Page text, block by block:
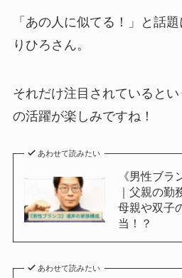
「あの人に似てる！」と話
りひろさん。
それだけ注目されていると
の活躍が楽しみですね！
あわせて読みたい
《男性ブ
｜父親の勤
母親や双子
当！？
あわせて読みたい